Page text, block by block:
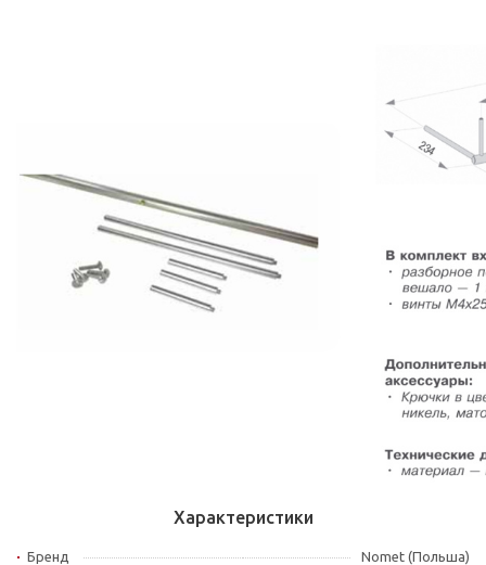
Характеристики
Бренд
Nomet (Польша)